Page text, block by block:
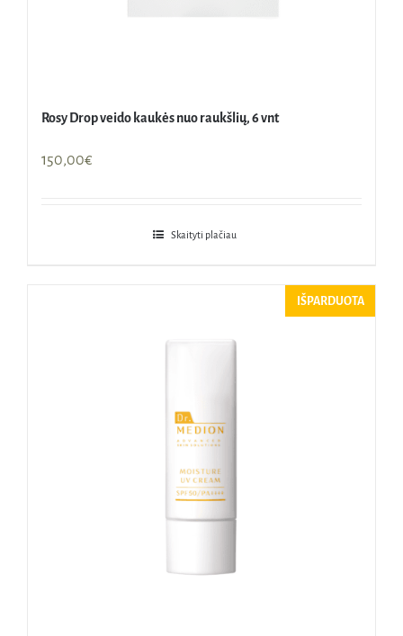
Rosy Drop veido kaukės nuo raukšlių, 6 vnt
150,00€
Skaityti plačiau
IŠPARDUOTA